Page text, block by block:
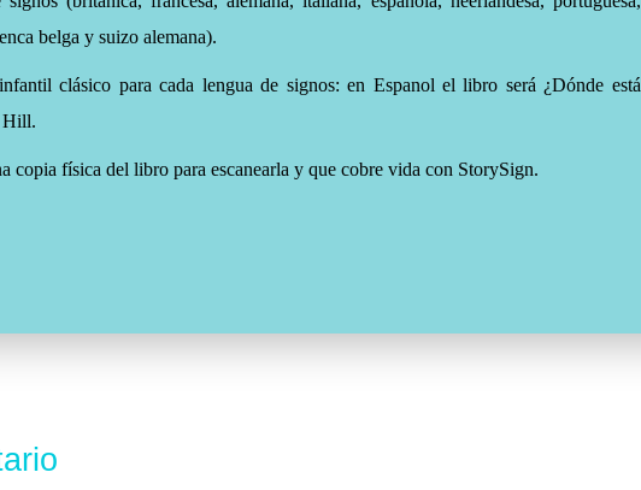
belga y suizo alemana).
clásico para cada lengua de signos: en Espanol el libro será ¿Dónde está
Hill.
copia física del libro para escanearla y que cobre vida con StorySign.